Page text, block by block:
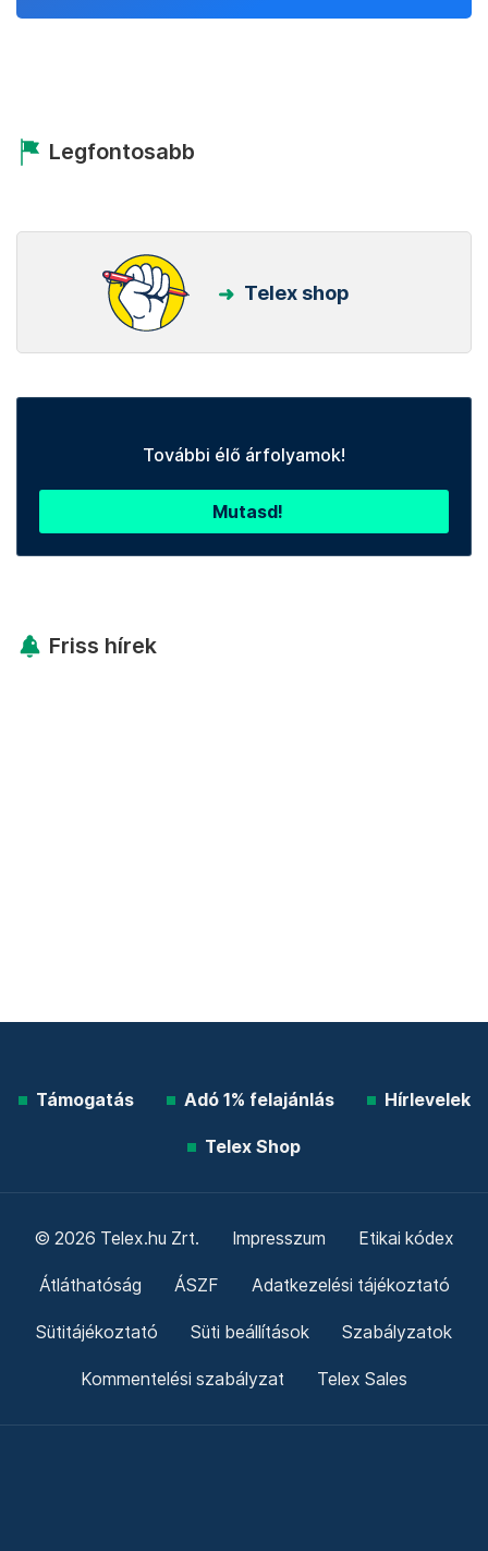
Legfontosabb
Telex shop
További élő árfolyamok!
Mutasd!
Friss hírek
Támogatás Adó 1% felajánlás Hírlevelek
Telex Shop
© 2026 Telex.hu Zrt. Impresszum Etikai kódex
Átláthatóság ÁSZF Adatkezelési tájékoztató
Sütitájékoztató Süti beállítások Szabályzatok
Kommentelési szabályzat Telex Sales